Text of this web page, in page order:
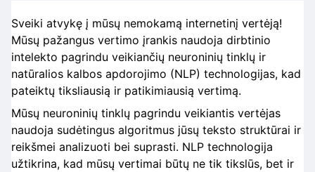
Sveiki atvykę į mūsų nemokamą internetinį vertėją!
Mūsų pažangus vertimo įrankis naudoja dirbtinio
intelekto pagrindu veikiančių neuroninių tinklų ir
natūralios kalbos apdorojimo (NLP) technologijas, kad
pateiktų tiksliausią ir patikimiausią vertimą.
Mūsų neuroninių tinklų pagrindu veikiantis vertėjas
naudoja sudėtingus algoritmus jūsų teksto struktūrai ir
reikšmei analizuoti bei suprasti. NLP technologija
užtikrina, kad mūsų vertimai būtų ne tik tikslūs, bet ir